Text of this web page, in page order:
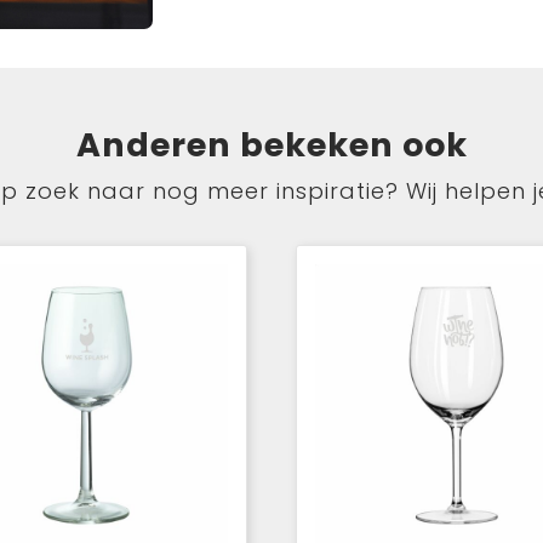
Anderen bekeken ook
zoek naar nog meer inspiratie? Wij helpen